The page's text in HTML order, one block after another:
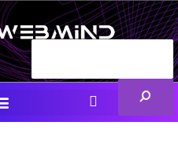
s
u
I
c
o
n
Search